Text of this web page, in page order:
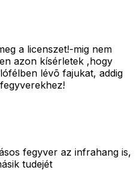
a licenszet!-mig nem
azon kísérletek ,hogy
lévõ fajukat, addig
fegyver az infrahang is,
tudejét